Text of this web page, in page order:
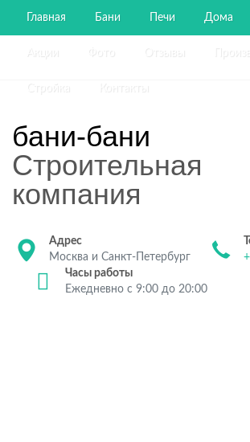
Главная Бани Печи Дома
бани-бани
Строительная
компания
Адрес
Москва и Санкт-Петербург
Часы работы
Ежедневно с 9:00 до 20:00